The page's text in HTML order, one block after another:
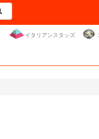
イタリアンスタッズ